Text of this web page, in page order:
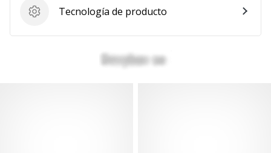
Tecnología de producto
Tecnología de producto